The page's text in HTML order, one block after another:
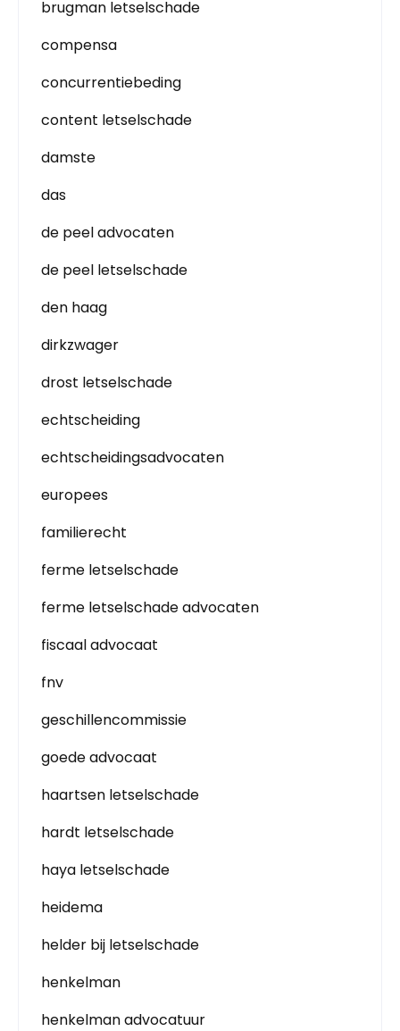
brugman letselschade
compensa
concurrentiebeding
content letselschade
damste
das
de peel advocaten
de peel letselschade
den haag
dirkzwager
drost letselschade
echtscheiding
echtscheidingsadvocaten
europees
familierecht
ferme letselschade
ferme letselschade advocaten
fiscaal advocaat
fnv
geschillencommissie
goede advocaat
haartsen letselschade
hardt letselschade
haya letselschade
heidema
helder bij letselschade
henkelman
henkelman advocatuur